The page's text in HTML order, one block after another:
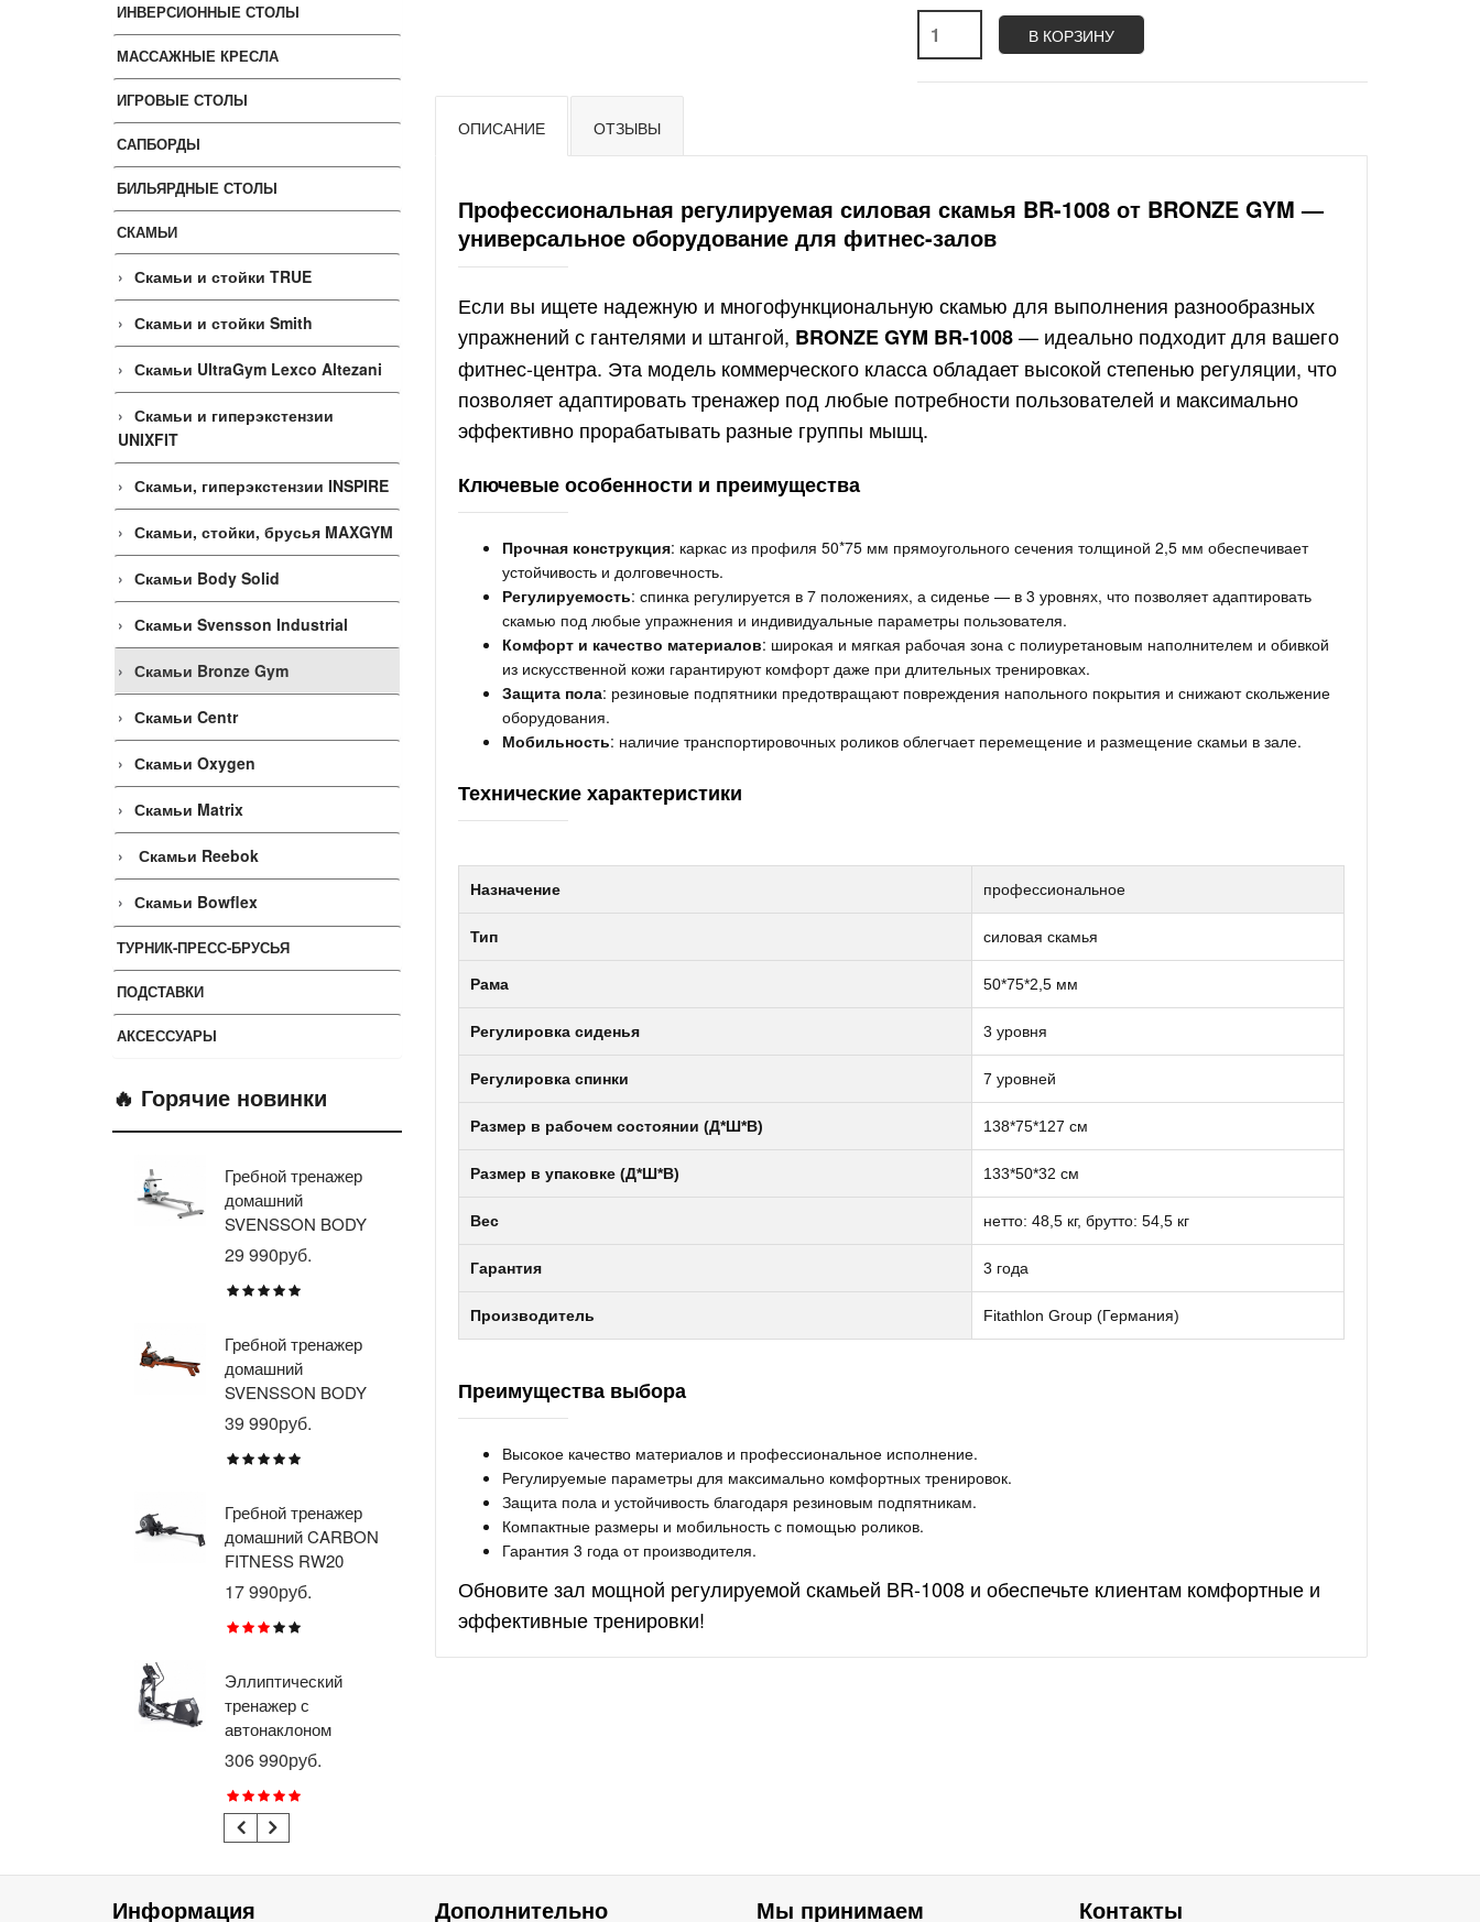
ИНВЕРСИОННЫЕ СТОЛЫ
МАССАЖНЫЕ КРЕСЛА
ИГРОВЫЕ СТОЛЫ
САПБОРДЫ
БИЛЬЯРДНЫЕ СТОЛЫ
СКАМЬИ
Скамьи и стойки TRUE
Скамьи и стойки Smith
Скамьи UltraGym Lexco Altezani
Скамьи и гиперэкстензии
UNIXFIT
Скамьи, гиперэкстензии INSPIRE
Скамьи, стойки, брусья MAXGYM
Скамьи Body Solid
Скамьи Svensson Industrial
Скамьи Bronze Gym
Скамьи Centr
Скамьи Oxygen
Скамьи Matrix
Скамьи Reebok
Скамьи Bowflex
ТУРНИК-ПРЕСС-БРУСЬЯ
ПОДСТАВКИ
АКСЕССУАРЫ
🔥 Горячие новинки
Гребной тренажер
домашний
SVENSSON BODY
LABS WHEELO
29 990руб.
Гребной тренажер
домашний
SVENSSON BODY
LABS WAVERUN
39 990руб.
Гребной тренажер
домашний CARBON
FITNESS RW20
17 990руб.
Эллиптический
тренажер с
автонаклоном
профессиональный
BRONZE GYM
E1000M PRO
TURBO (new)
306 990руб.
Эллиптический
автонаклоном
BRONZE GYM
TURBO (new)
Эллиптический
автонаклоном
профессиональный
X800M
212 990руб.
Эллиптический
тренажер
профессиональный
BRONZE GYM
RUNWAY E
269 990руб.
В КОРЗИНУ
ОПИСАНИЕ ОТЗЫВЫ
Профессиональная регулируемая силовая скамья BR-1008 от BRONZE GYM —
универсальное оборудование для фитнес-залов
Если вы ищете надежную и многофункциональную скамью для выполнения разнообразных
упражнений с гантелями и штангой, BRONZE GYM BR-1008— идеально подходит для вашего
фитнес-центра. Эта модель коммерческого класса обладает высокой степенью регуляции, что
позволяет адаптировать тренажер под любые потребности пользователей и максимально
эффективно прорабатывать разные группы мышц.
Ключевые особенности и преимущества
Прочная конструкция: каркас из профиля 50*75 мм прямоугольного сечения толщиной 2,5 мм обеспечивает
устойчивость и долговечность.
Регулируемость: спинка регулируется в 7 положениях, а сиденье — в 3 уровнях, что позволяет адаптировать
скамью под любые упражнения и индивидуальные параметры пользователя.
Комфорт и качество материалов: широкая и мягкая рабочая зона с полиуретановым наполнителем и обивкой
из искусственной кожи гарантируют комфорт даже при длительных тренировках.
Защита пола: резиновые подпятники предотвращают повреждения напольного покрытия и снижают скольжение
оборудования.
Мобильность: наличие транспортировочных роликов облегчает перемещение и размещение скамьи в зале.
Технические характеристики
Назначение профессиональное
Тип силовая скамья
Рама 50*75*2,5 мм
Регулировка сиденья 3 уровня
Регулировка спинки 7 уровней
Размер в рабочем состоянии (Д*Ш*В) 138*75*127 см
Размер в упаковке (Д*Ш*В) 133*50*32 см
Вес нетто: 48,5 кг, брутто: 54,5 кг
Гарантия 3 года
Производитель Fitathlon Group (Германия)
Преимущества выбора
Высокое качество материалов и профессиональное исполнение.
Регулируемые параметры для максимально комфортных тренировок.
Защита пола и устойчивость благодаря резиновым подпятникам.
Компактные размеры и мобильность с помощью роликов.
Гарантия 3 года от производителя.
Обновите зал мощной регулируемой скамьей BR-1008 и обеспечьте клиентам комфортные и
эффективные тренировки!
Информация Дополнительно Мы принимаем Контакты